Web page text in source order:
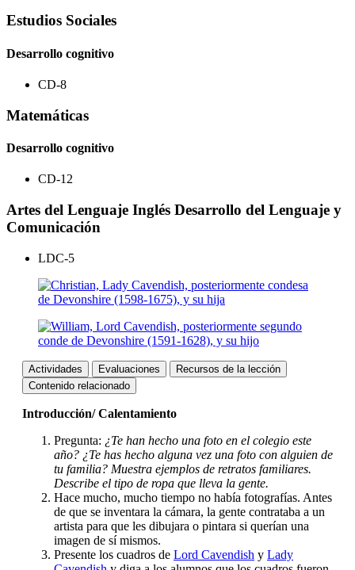
Estudios Sociales
Desarrollo cognitivo
CD-8
Matemáticas
Desarrollo cognitivo
CD-12
Artes del Lenguaje Inglés Desarrollo del Lenguaje y
Comunicación
LDC-5
Actividades Evaluaciones
Recursos de la lección
Contenido relacionado
Introducción/ Calentamiento
Pregunta: ¿Te han hecho una foto en el colegio este
año? ¿Te has hecho alguna vez una foto con alguien de
tu familia? Muestra ejemplos de retratos familiares.
Describe el tipo de ropa que lleva la gente.
Hace mucho, mucho tiempo no había fotografías. Antes
de que se inventara la cámara, la gente contrataba a un
artista para que les dibujara o pintara si querían una
imagen de sí mismos.
Presente los cuadros de Lord Cavendish y Lady